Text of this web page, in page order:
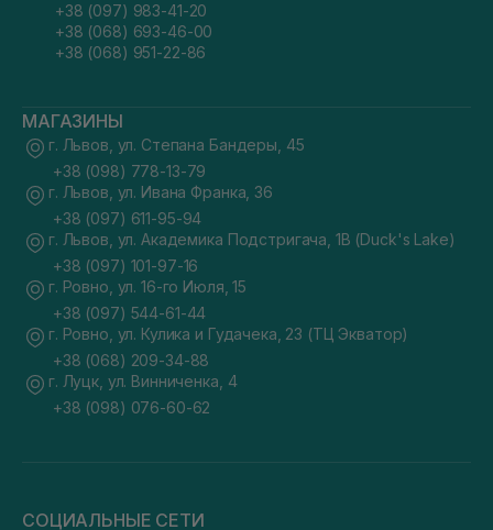
+38 (097) 983-41-20
+38 (068) 693-46-00
+38 (068) 951-22-86
МАГАЗИНЫ
г. Львов, ул. Степана Бандеры, 45
+38 (098) 778-13-79
г. Львов, ул. Ивана Франка, 36
+38 (097) 611-95-94
г. Львов, ул. Академика Подстригача, 1В (Duck's Lake)
+38 (097) 101-97-16
г. Ровно, ул. 16-го Июля, 15
+38 (097) 544-61-44
г. Ровно, ул. Кулика и Гудачека, 23 (ТЦ Экватор)
+38 (068) 209-34-88
г. Луцк, ул. Винниченка, 4
+38 (098) 076-60-62
СОЦИАЛЬНЫЕ СЕТИ